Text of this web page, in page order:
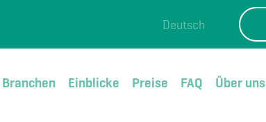
Deutsch
Branchen Einblicke Preise FAQ Über uns